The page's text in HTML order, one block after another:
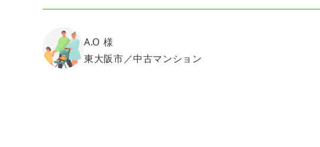
A.O 様
東大阪市／中古マンション